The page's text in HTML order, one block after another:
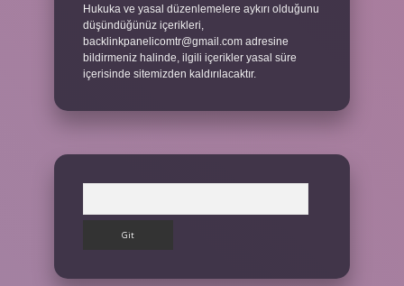
Hukuka ve yasal düzenlemelere aykırı olduğunu
düşündüğünüz içerikleri,
backlinkpanelicomtr@gmail.com adresine
bildirmeniz halinde, ilgili içerikler yasal süre
içerisinde sitemizden kaldırılacaktır.